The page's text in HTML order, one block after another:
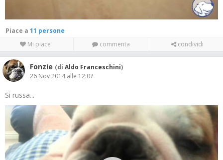
Piace a
11 persone
Mi piace
commenta condividi
Fonzie (di Aldo Franceschini)
26 Nov 2014 alle 12:07
Si russa...